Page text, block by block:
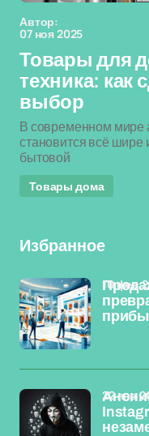
Автор:
07 ноя 2025
Товары для
техника: как
выбор
В современном мире
становится всё шире
бытовой
Товары дома
Избранное
10 фев
22 янв